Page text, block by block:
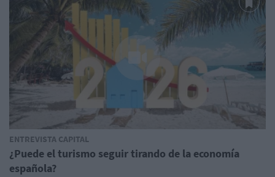
ENTREVISTA CAPITAL
¿Puede el turismo seguir tirando de la economía
española?